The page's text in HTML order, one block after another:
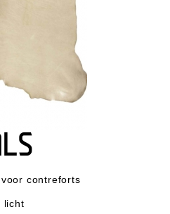
contreforts
licht